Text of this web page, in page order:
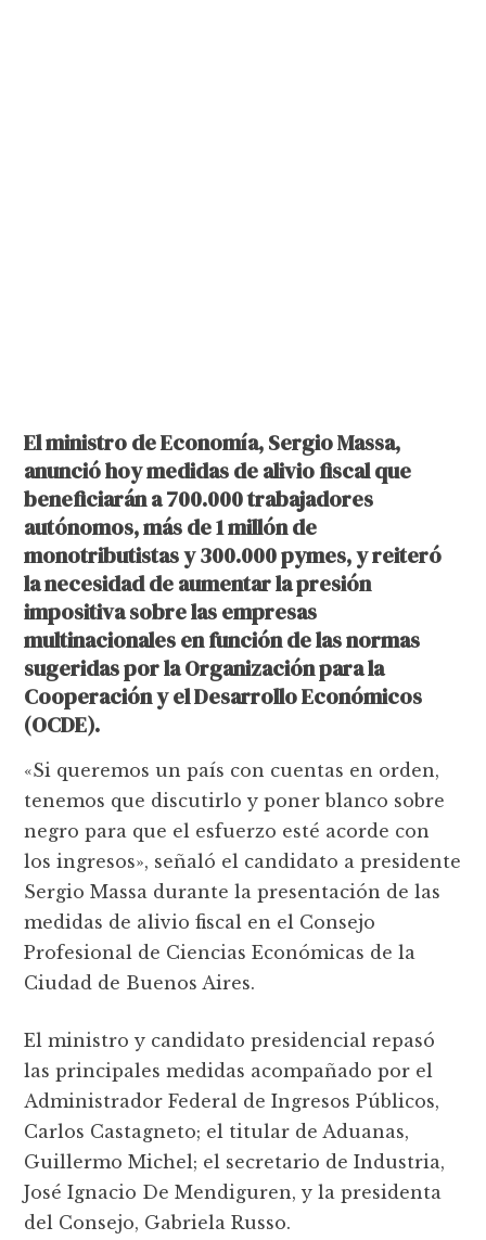
El ministro de Economía, Sergio Massa,
anunció hoy medidas de alivio fiscal que
beneficiarán a 700.000 trabajadores
autónomos, más de 1 millón de
monotributistas y 300.000 pymes, y reiteró
la necesidad de aumentar la presión
impositiva sobre las empresas
multinacionales en función de las normas
sugeridas por la Organización para la
Cooperación y el Desarrollo Económicos
(OCDE).
«Si queremos un país con cuentas en orden,
tenemos que discutirlo y poner blanco sobre
negro para que el esfuerzo esté acorde con
los ingresos», señaló el candidato a presidente
Sergio Massa durante la presentación de las
medidas de alivio fiscal en el Consejo
Profesional de Ciencias Económicas de la
Ciudad de Buenos Aires.
El ministro y candidato presidencial repasó
las principales medidas acompañado por el
Administrador Federal de Ingresos Públicos,
Carlos Castagneto; el titular de Aduanas,
Guillermo Michel; el secretario de Industria,
José Ignacio De Mendiguren, y la presidenta
del Consejo, Gabriela Russo.